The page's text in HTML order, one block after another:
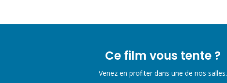
Ce film vous tente ?
Venez en profiter dans une de nos salles.